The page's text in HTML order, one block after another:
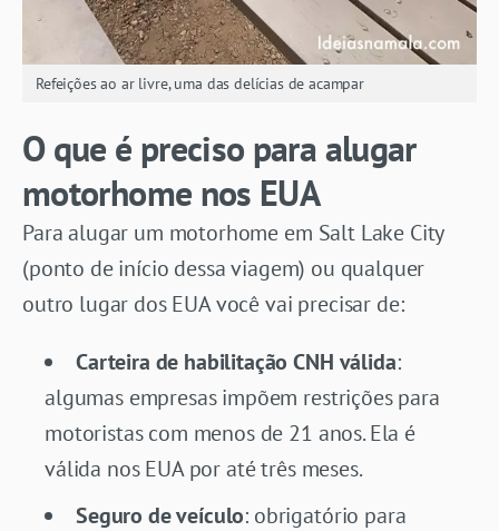
Refeições ao ar livre, uma das delícias de acampar
O que é preciso para alugar
motorhome nos EUA
Para alugar um motorhome em Salt Lake City
(ponto de início dessa viagem) ou qualquer
outro lugar dos EUA você vai precisar de:
Carteira de habilitação CNH válida:
algumas empresas impõem restrições para
motoristas com menos de 21 anos. Ela é
válida nos EUA por até três meses.
Seguro de veículo: obrigatório para